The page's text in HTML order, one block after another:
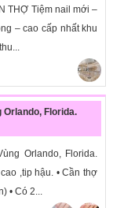
THỢ Tiệm nail mới –
– cao cấp nhất khu
Orlando, Florida.
Orlando, Florida.
,tip hậu. • Cần thợ
• Có 2...